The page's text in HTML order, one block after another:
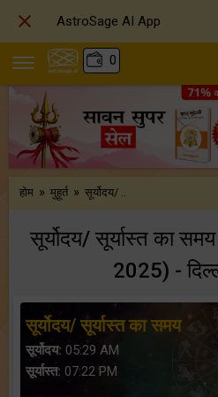
0
होम » मुहूर्त » सूर्योदय/ ..
सूर्योदय/ सूर्यास्त का
2025) -
सूर्योदय/ सूर्यास्त का समय
सूर्योदय: 05:29 AM
सूर्यास्त: 07:22 PM
 AstroSage AI App